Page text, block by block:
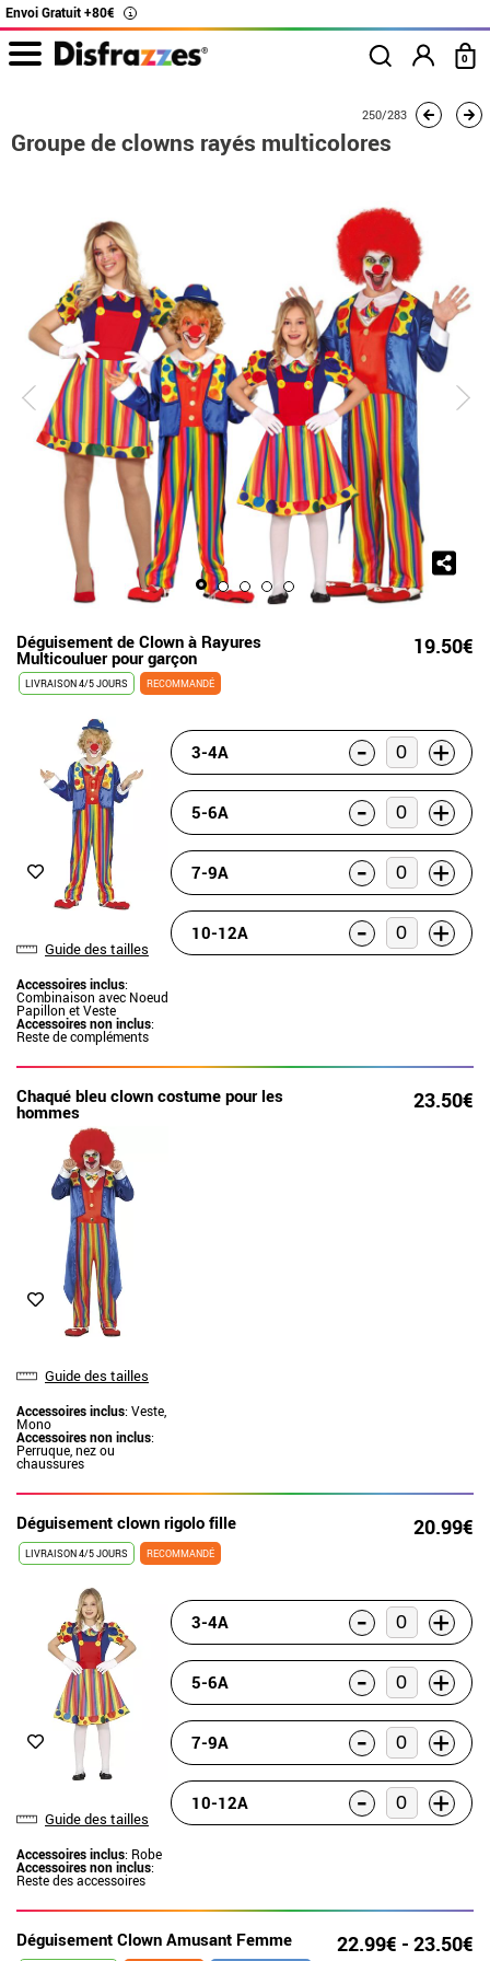
Envoi Gratuit +80€ i
0
Groupe de clowns rayés
250/283
Groupe de clowns rayés multicolores
Déguisement de Clown à Rayures
Multicouluer pour garçon 19.50€
LIVRAISON 4/5 JOURS RECOMMANDÉ
Guide des tailles
Accessoires inclus:
Combinaison avec Noeud
Papillon et Veste
Accessoires non inclus:
Reste de compléments
3-4A - +
5-6A - +
7-9A - +
10-12A - +
Chaqué bleu clown costume pour les
hommes 23.50€
Guide des tailles
Accessoires inclus: Veste,
Mono
Accessoires non inclus:
Perruque, nez ou
chaussures
Déguisement clown rigolo fille 20.99€
LIVRAISON 4/5 JOURS RECOMMANDÉ
Guide des tailles
Accessoires inclus: Robe
Accessoires non inclus:
Reste des accessoires
3-4A - +
5-6A - +
7-9A - +
10-12A - +
Déguisement Clown Amusant Femme 22.99€ - 23.50€